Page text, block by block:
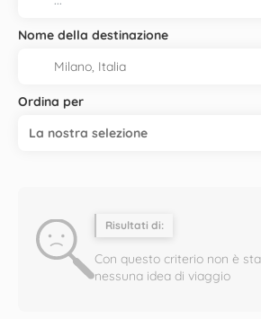
Nome della destinazione
Ordina per
La nostra selezione
Risultati di:
Con questo criterio non è
nessuna idea di viaggio